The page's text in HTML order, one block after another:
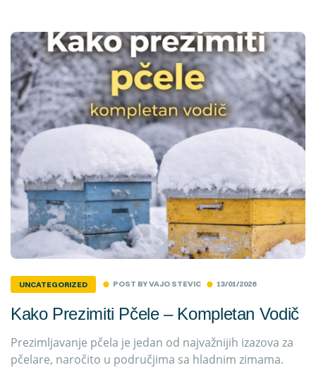
13/01/2026
UNCATEGORIZED POST BYVAJO STEVIC
Kako Prezimiti Pčele – Kompletan Vodič
Prezimljavanje pčela je jedan od najvažnijih izazova za
pčelare, naročito u područjima sa hladnim zimama.